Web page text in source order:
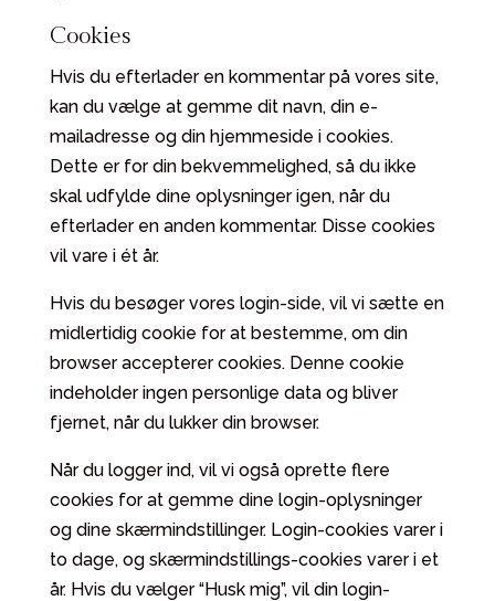
Cookies
Hvis du efterlader en kommentar på vores site,
kan du vælge at gemme dit navn, din e-
mailadresse og din hjemmeside i cookies.
Dette er for din bekvemmelighed, så du ikke
skal udfylde dine oplysninger igen, når du
efterlader en anden kommentar. Disse cookies
vil vare i ét år.
Hvis du besøger vores login-side, vil vi sætte en
midlertidig cookie for at bestemme, om din
browser accepterer cookies. Denne cookie
indeholder ingen personlige data og bliver
fjernet, når du lukker din browser.
Når du logger ind, vil vi også oprette flere
cookies for at gemme dine login-oplysninger
og dine skærmindstillinger. Login-cookies varer i
to dage, og skærmindstillings-cookies varer i et
år. Hvis du vælger “Husk mig”, vil din login-